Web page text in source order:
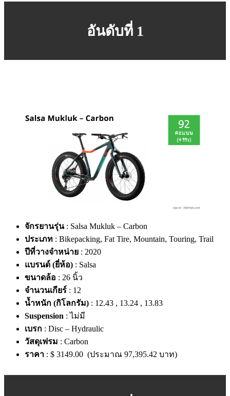
อันดับที่ 1
จักรยานรุ่น: Salsa Mukluk – Carbon
ประเภท : Bikepacking, Fat Tire, Mountain, Touring, Trail
ปีที่วางจำหน่าย : 2020
แบรนด์ (ยี่ห้อ) : Salsa
ขนาดล้อ : 26 นิ้ว
จำนวนเกียร์ : 12
น้ำหนัก (กิโลกรัม) : 12.43 , 13.24 , 13.83
Suspension : ไม่มี
เบรก : Disc – Hydraulic
วัสดุเฟรม : Carbon
ราคา : $ 3149.00 (ประมาณ 97,395.42 บาท)